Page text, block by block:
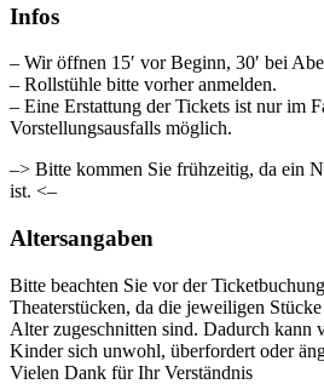
Infos
– Wir öffnen 15′ vor Beginn, 30′ bei
– Rollstühle bitte vorher anmelden.
– Eine Erstattung der Tickets ist nur im
Vorstellungsausfalls möglich.
–> Bitte kommen Sie frühzeitig, da ein
ist. <–
Altersangaben
Bitte beachten Sie vor der
Theaterstücken, da die jeweiligen
Alter zugeschnitten sind. Dadurch kann
Kinder sich unwohl, überfordert oder
Vielen Dank für Ihr Verständnis